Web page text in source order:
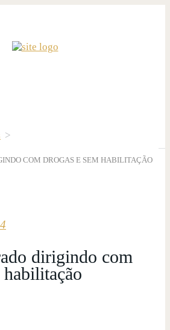
>
COM DROGAS E SEM HABILITAÇÃO
dirigindo com
habilitação